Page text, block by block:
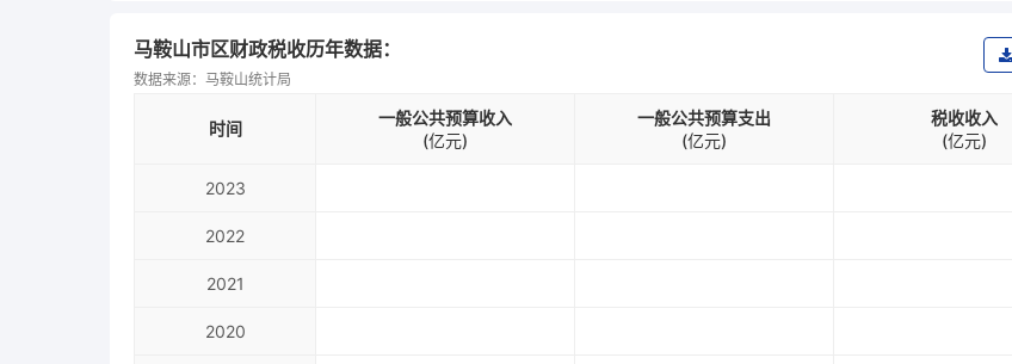
马鞍山市区财政税收历年数据：
数据来源：马鞍山统计局
时间
一般公共预算收入
(亿元)
一般公共预算支出
(亿元)
税收收入
(亿元)
2023
2022
2021
2020